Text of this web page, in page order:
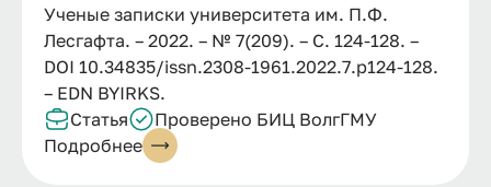
Ученые записки университета им. П.Ф.
Лесгафта. – 2022. – № 7(209). – С. 124-128. –
DOI 10.34835/issn.2308-1961.2022.7.p124-128.
– EDN BYIRKS.
Статья
Проверено БИЦ ВолгГМУ
Подробнее